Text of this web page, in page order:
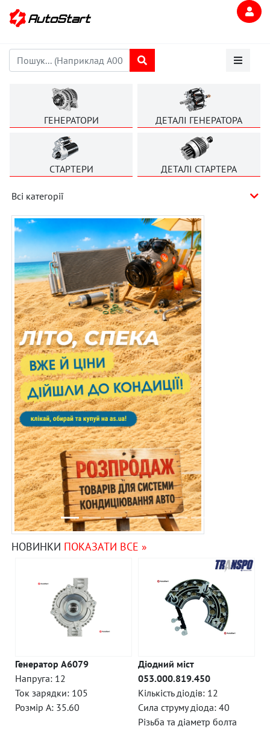
ГЕНЕРАТОРИ ДЕТАЛІ ГЕНЕРАТОРА
СТАРТЕРИ ДЕТАЛІ СТАРТЕРА
Всі категорії
НОВИНКИ ПОКАЗАТИ ВСЕ »
Генератор A6079
Напруга: 12
Ток зарядки: 105
Розмір A: 35.60
Діодний міст
053.000.819.450
Кількість діодів: 12
Сила струму діода: 40
Різьба та діаметр болта